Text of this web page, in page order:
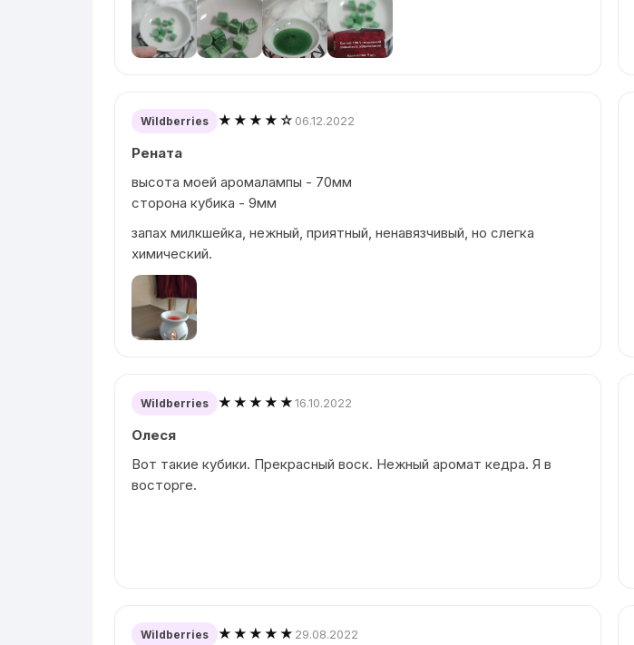
Wildberries ★★★★☆ 06.12.2022
Рената
высота моей аромалампы - 70мм
сторона кубика - 9мм
запах милкшейка, нежный, приятный, ненавязчивый, но слегка
химический.
Wildberries ★★★★★16.10.2022
Олеся
Вот такие кубики. Прекрасный воск. Нежный аромат кедра. Я в
восторге.
Wildberries ★★★★★ 29.08.2022